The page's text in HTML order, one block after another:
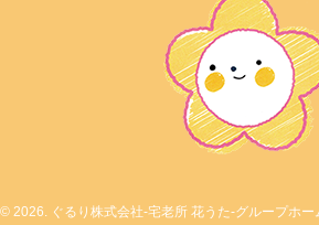
© 2026. ぐるり株式会社-宅老所 花うた-グループホ